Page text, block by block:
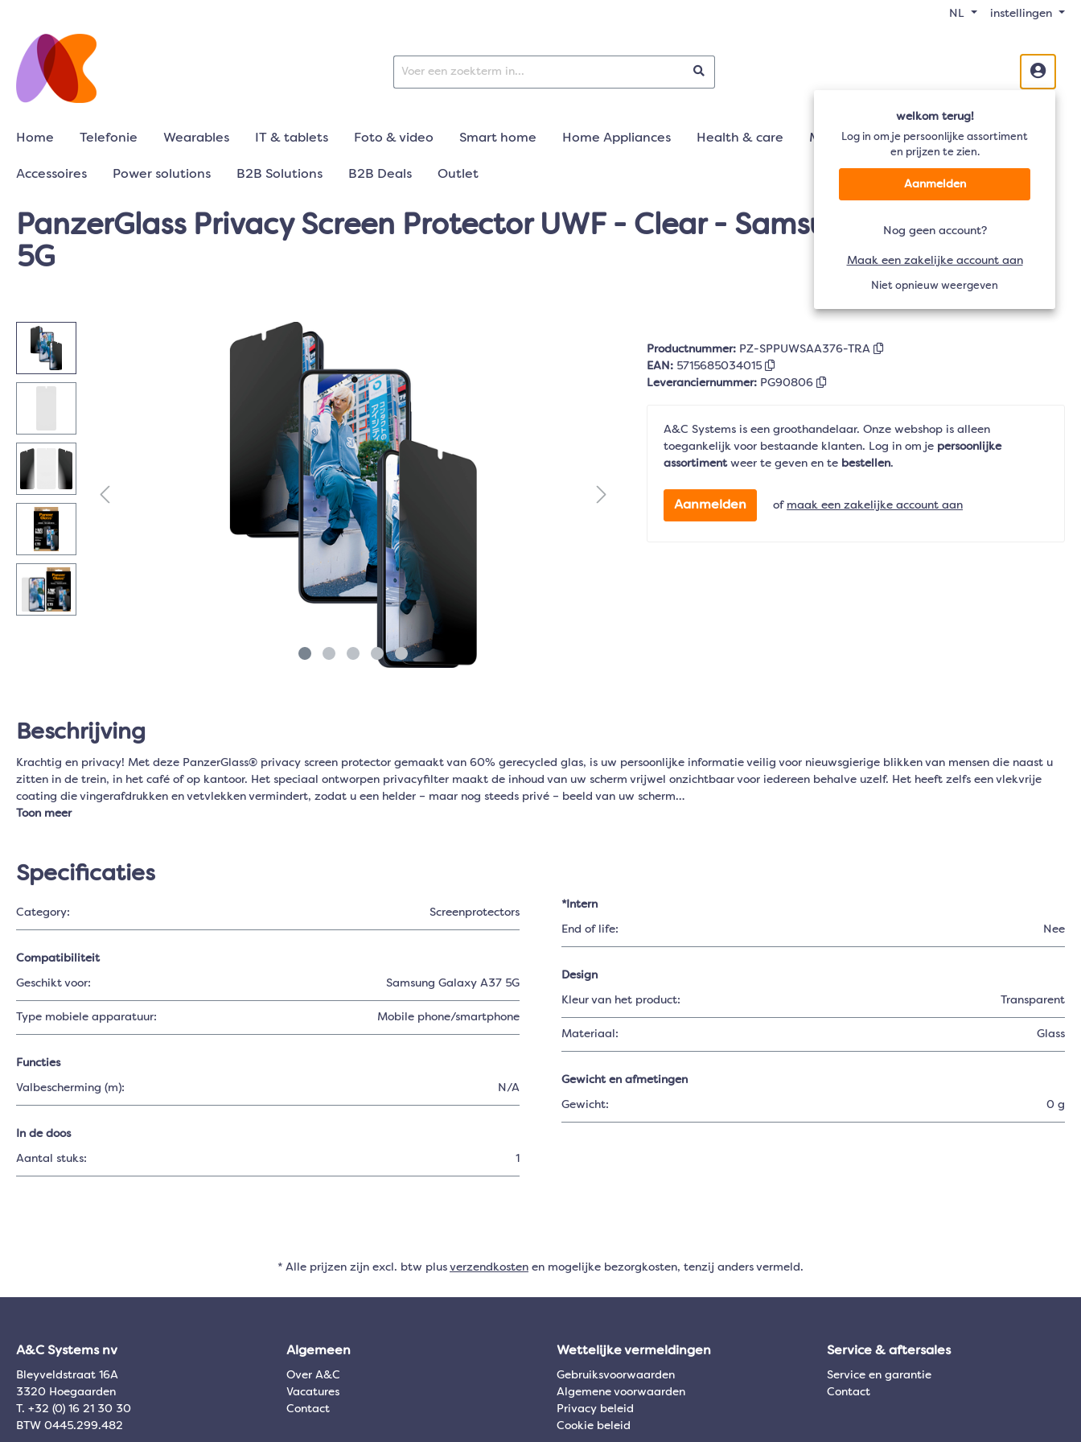
NL instellingen
welkom terug!
Log in om je persoonlijke assortiment
en prijzen te zien.
Aanmelden
Nog geen account?
Maak een zakelijke account aan
Niet opnieuw weergeven
Home Telefonie Wearables IT & tablets Foto & video Smart home Home Appliances Health & care Mobiliteit Audio TV
Accessoires Power solutions B2B Solutions B2B Deals Outlet
PanzerGlass Privacy Screen Protector UWF - Clear - Samsung Galaxy A37
5G
Productnummer: PZ-SPPUWSAA376-TRA
EAN: 5715685034015
Leveranciernummer: PG90806
A&C Systems is een groothandelaar. Onze webshop is alleen
toegankelijk voor bestaande klanten. Log in om je persoonlijke
assortimentweer te geven en te bestellen.
Aanmelden of maak een zakelijke account aan
Beschrijving
Krachtig en privacy! Met deze PanzerGlass® privacy screen protector gemaakt van 60% gerecycled glas, is uw persoonlijke informatie veilig voor nieuwsgierige blikken van mensen die naast u
zitten in de trein, in het café of op kantoor. Het speciaal ontworpen privacyfilter maakt de inhoud van uw scherm vrijwel onzichtbaar voor iedereen behalve uzelf. Het heeft zelfs een vlekvrije
coating die vingerafdrukken en vetvlekken vermindert, zodat u een helder – maar nog steeds privé – beeld van uw scherm…
Toon meer
Specificaties
Category: Screenprotectors
*Intern
End of life: Nee
Compatibiliteit
Geschikt voor: Samsung Galaxy A37 5G
Type mobiele apparatuur: Mobile phone/smartphone
Design
Kleur van het product: Transparent
Materiaal: Glass
Functies
Valbescherming (m): N/A
Gewicht en afmetingen
Gewicht: 0 g
In de doos
Aantal stuks: 1
* Alle prijzen zijn excl. btw plus verzendkosten en mogelijke bezorgkosten, tenzij anders vermeld.
A&C Systems nv
Bleyveldstraat 16A
3320 Hoegaarden
T. +32 (0) 16 21 30 30
BTW 0445.299.482
Algemeen
Over A&C
Vacatures
Contact
Wettelijke vermeldingen
Gebruiksvoorwaarden
Algemene voorwaarden
Privacy beleid
Cookie beleid
Service & aftersales
Service en garantie
Contact